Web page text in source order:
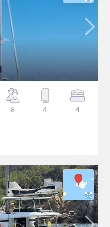
8 4 4